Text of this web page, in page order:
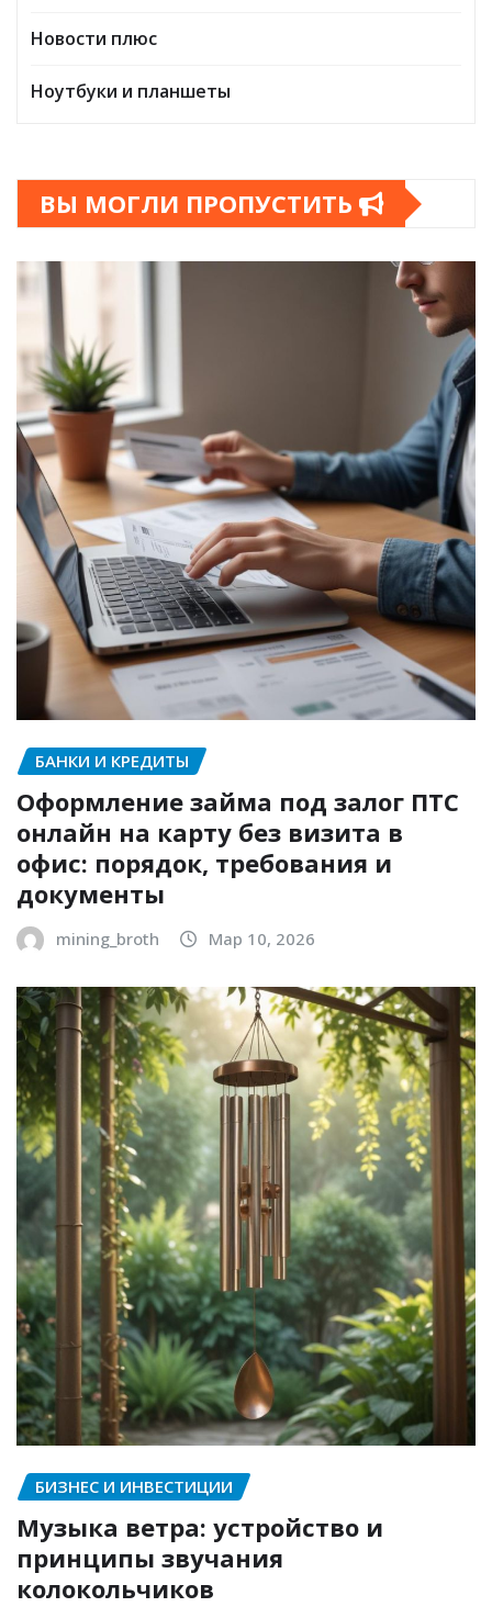
Новости плюс
Ноутбуки и планшеты
ВЫ МОГЛИ ПРОПУСТИТЬ
БАНКИ И КРЕДИТЫ
Оформление займа под залог ПТС
онлайн на карту без визита в
офис: порядок, требования и
документы
mining_broth Мар 10, 2026
БИЗНЕС И ИНВЕСТИЦИИ
Музыка ветра: устройство и
принципы звучания
колокольчиков